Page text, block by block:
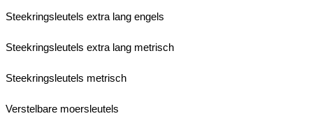
Steekringsleutels extra lang engels
Steekringsleutels extra lang metrisch
Steekringsleutels metrisch
Verstelbare moersleutels